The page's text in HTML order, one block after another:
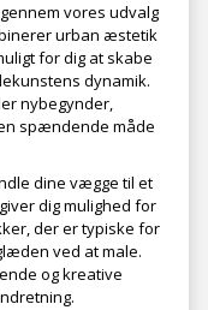
gennem vores udvalg
urban æstetik
for dig at skabe
dynamik.
nybegynder,
spændende måde
dine vægge til et
dig mulighed for
der er typiske for
ved at male.
og kreative